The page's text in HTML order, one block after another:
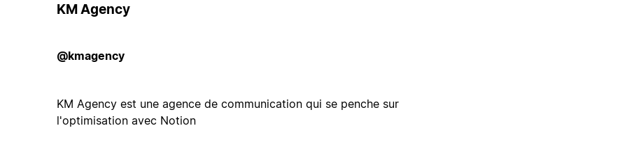
KM Agency
@kmagency
KM Agency est une agence de communication qui se penche sur
l'optimisation avec Notion